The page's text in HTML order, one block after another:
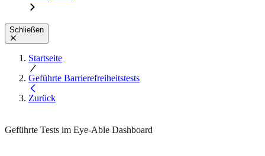
Schließen
Startseite
Geführte Barrierefreiheitstests
Zurück
Geführte Tests im Eye-Able Dashboard